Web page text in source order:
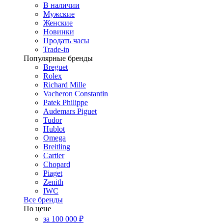
В наличии
Мужские
Женские
Новинки
Продать часы
Trade-in
Популярные бренды
Breguet
Rolex
Richard Mille
Vacheron Constantin
Patek Philippe
Audemars Piguet
Tudor
Hublot
Omega
Breitling
Cartier
Chopard
Piaget
Zenith
IWC
Все бренды
По цене
за 100 000 ₽